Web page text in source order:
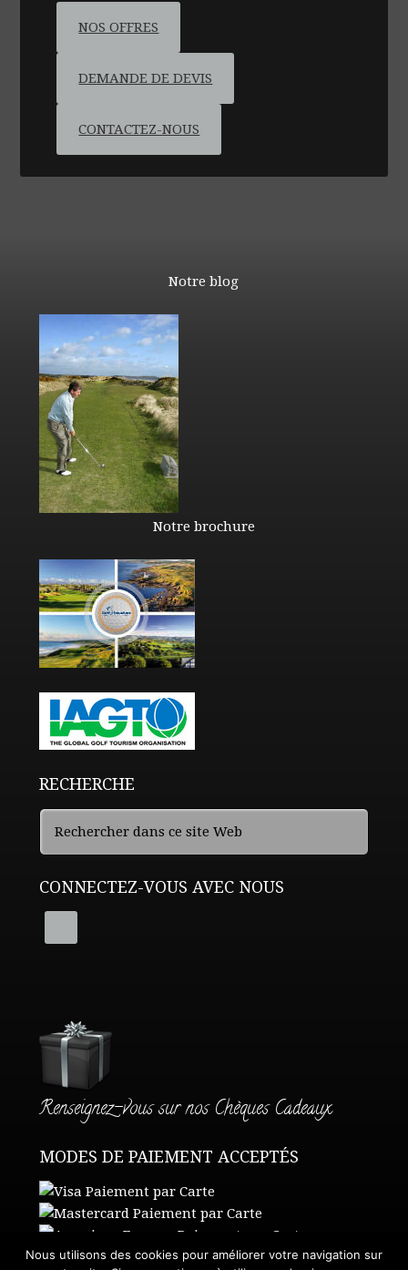
NOS OFFRES
DEMANDE DE DEVIS
CONTACTEZ-NOUS
Notre blog
Notre brochure
RECHERCHE
CONNECTEZ-VOUS AVEC NOUS
Renseignez-vous sur nos Chèques Cadeaux
MODES DE PAIEMENT ACCEPTÉS
Nous utilisons des cookies pour améliorer votre navigation sur